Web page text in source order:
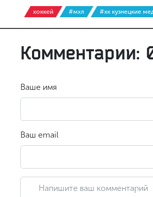
хоккей #мхл #хк кузнецкие
Комментарии:
Ваше имя
Ваш email